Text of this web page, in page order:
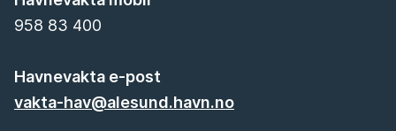
958 83 400
Havnevakta e-post
vakta-hav@alesund.havn.no